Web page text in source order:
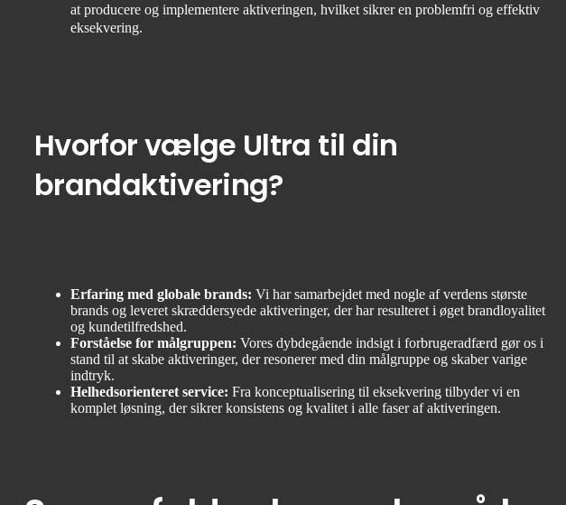
at producere og implementere aktiveringen, hvilket sikrer en problemfri og effektiv
eksekvering.
Hvorfor vælge Ultra til din
brandaktivering?
Erfaring med globale brands: Vi har samarbejdet med nogle af verdens største
brands og leveret skræddersyede aktiveringer, der har resulteret i øget brandloyalitet
og kundetilfredshed.
Forståelse for målgruppen: Vores dybdegående indsigt i forbrugeradfærd gør os i
stand til at skabe aktiveringer, der resonerer med din målgruppe og skaber varige
indtryk.
Helhedsorienteret service: Fra konceptualisering til eksekvering tilbyder vi en
komplet løsning, der sikrer konsistens og kvalitet i alle faser af aktiveringen.